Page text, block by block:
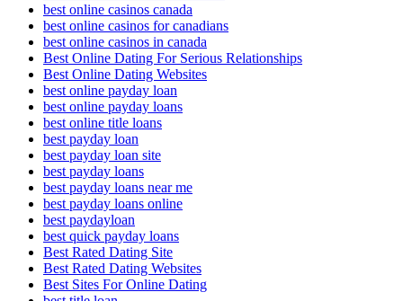
best online casinos canada
best online casinos for canadians
best online casinos in canada
Best Online Dating For Serious Relationships
Best Online Dating Websites
best online payday loan
best online payday loans
best online title loans
best payday loan
best payday loan site
best payday loans
best payday loans near me
best payday loans online
best paydayloan
best quick payday loans
Best Rated Dating Site
Best Rated Dating Websites
Best Sites For Online Dating